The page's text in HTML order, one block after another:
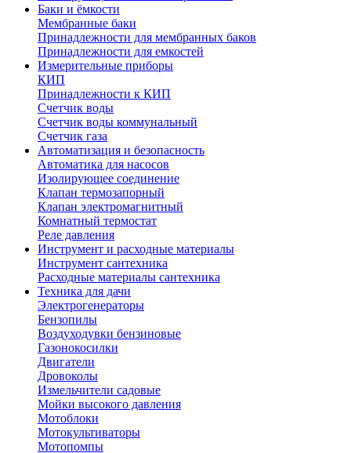
Баки и ёмкости
Мембранные баки
Принадлежности для мембранных баков
Принадлежности для емкостей
Измерительные приборы
КИП
Принадлежности к КИП
Счетчик воды
Счетчик воды коммунальный
Счетчик газа
Автоматизация и безопасность
Автоматика для насосов
Изолирующее соединение
Клапан термозапорный
Клапан электромагнитный
Комнатный термостат
Реле давления
Инструмент и расходные материалы
Инструмент сантехника
Расходные материалы сантехника
Техника для дачи
Электрогенераторы
Бензопилы
Воздуходувки бензиновые
Газонокосилки
Двигатели
Дровоколы
Измельчители садовые
Мойки высокого давления
Мотоблоки
Мотокультиваторы
Мотопомпы